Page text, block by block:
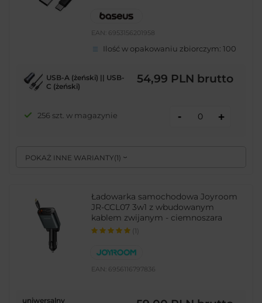
EAN: 6953156201958
Ilość w opakowaniu zbiorczym:100
POKAŻ INNE WARIANTY( 1)
USB-A (żeński) || USB-
C (żeński)
54,99 PLN brutto
256 szt. w magazynie - +
Ładowarka samochodowa Joyroom
JR-CCL07 3w1 z wbudowanym
kablem zwijanym - ciemnoszara
(1)
EAN: 6956116797836
uniwersalny